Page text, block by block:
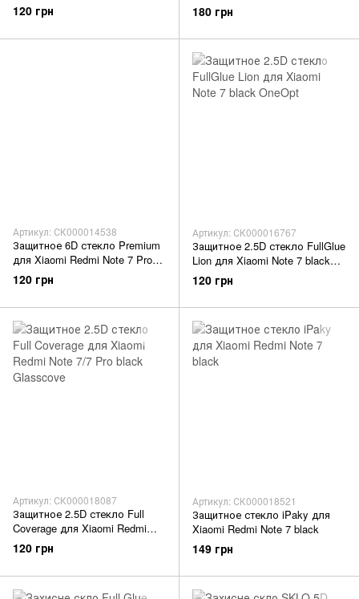
120 грн 180 грн
Артикул: СК000014538
Защитное 6D стекло Premium
для Xiaomi Redmi Note 7 Pro
black Mobaks
120 грн
Артикул: СК000016767
Защитное 2.5D стекло FullGlue
Lion для Xiaomi Note 7 black
OneOpt
120 грн
Артикул: СК000018087
Защитное 2.5D стекло Full
Coverage для Xiaomi Redmi
Note 7/7 Pro black Glasscove
120 грн
Артикул: СК000018521
Защитное стекло iPaky для
Xiaomi Redmi Note 7 black
149 грн